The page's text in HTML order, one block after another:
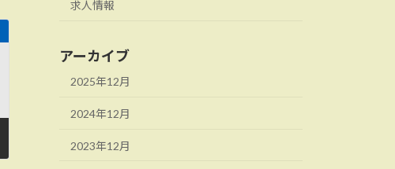
求人情報
アーカイブ
2025年12月
2024年12月
2023年12月